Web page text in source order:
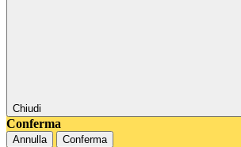
Chiudi
Conferma
Annulla Conferma